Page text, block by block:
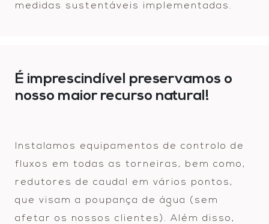
medidas sustentáveis implementadas.
É imprescindível preservamos o
nosso maior recurso natural!
Instalamos equipamentos de controlo de
fluxos em todas as torneiras, bem como,
redutores de caudal em vários pontos,
que visam a poupança de água (sem
afetar os nossos clientes). Além disso,